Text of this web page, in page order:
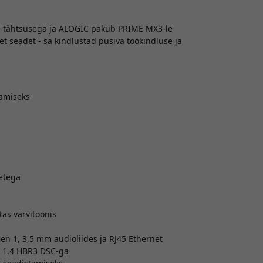
ja ALOGIC pakub PRIME MX3-le
seadet - sa kindlustad püsiva töökindluse ja
värvitoonis
1, 3,5 mm audioliides ja RJ45 Ethernet
HBR3 DSC-ga